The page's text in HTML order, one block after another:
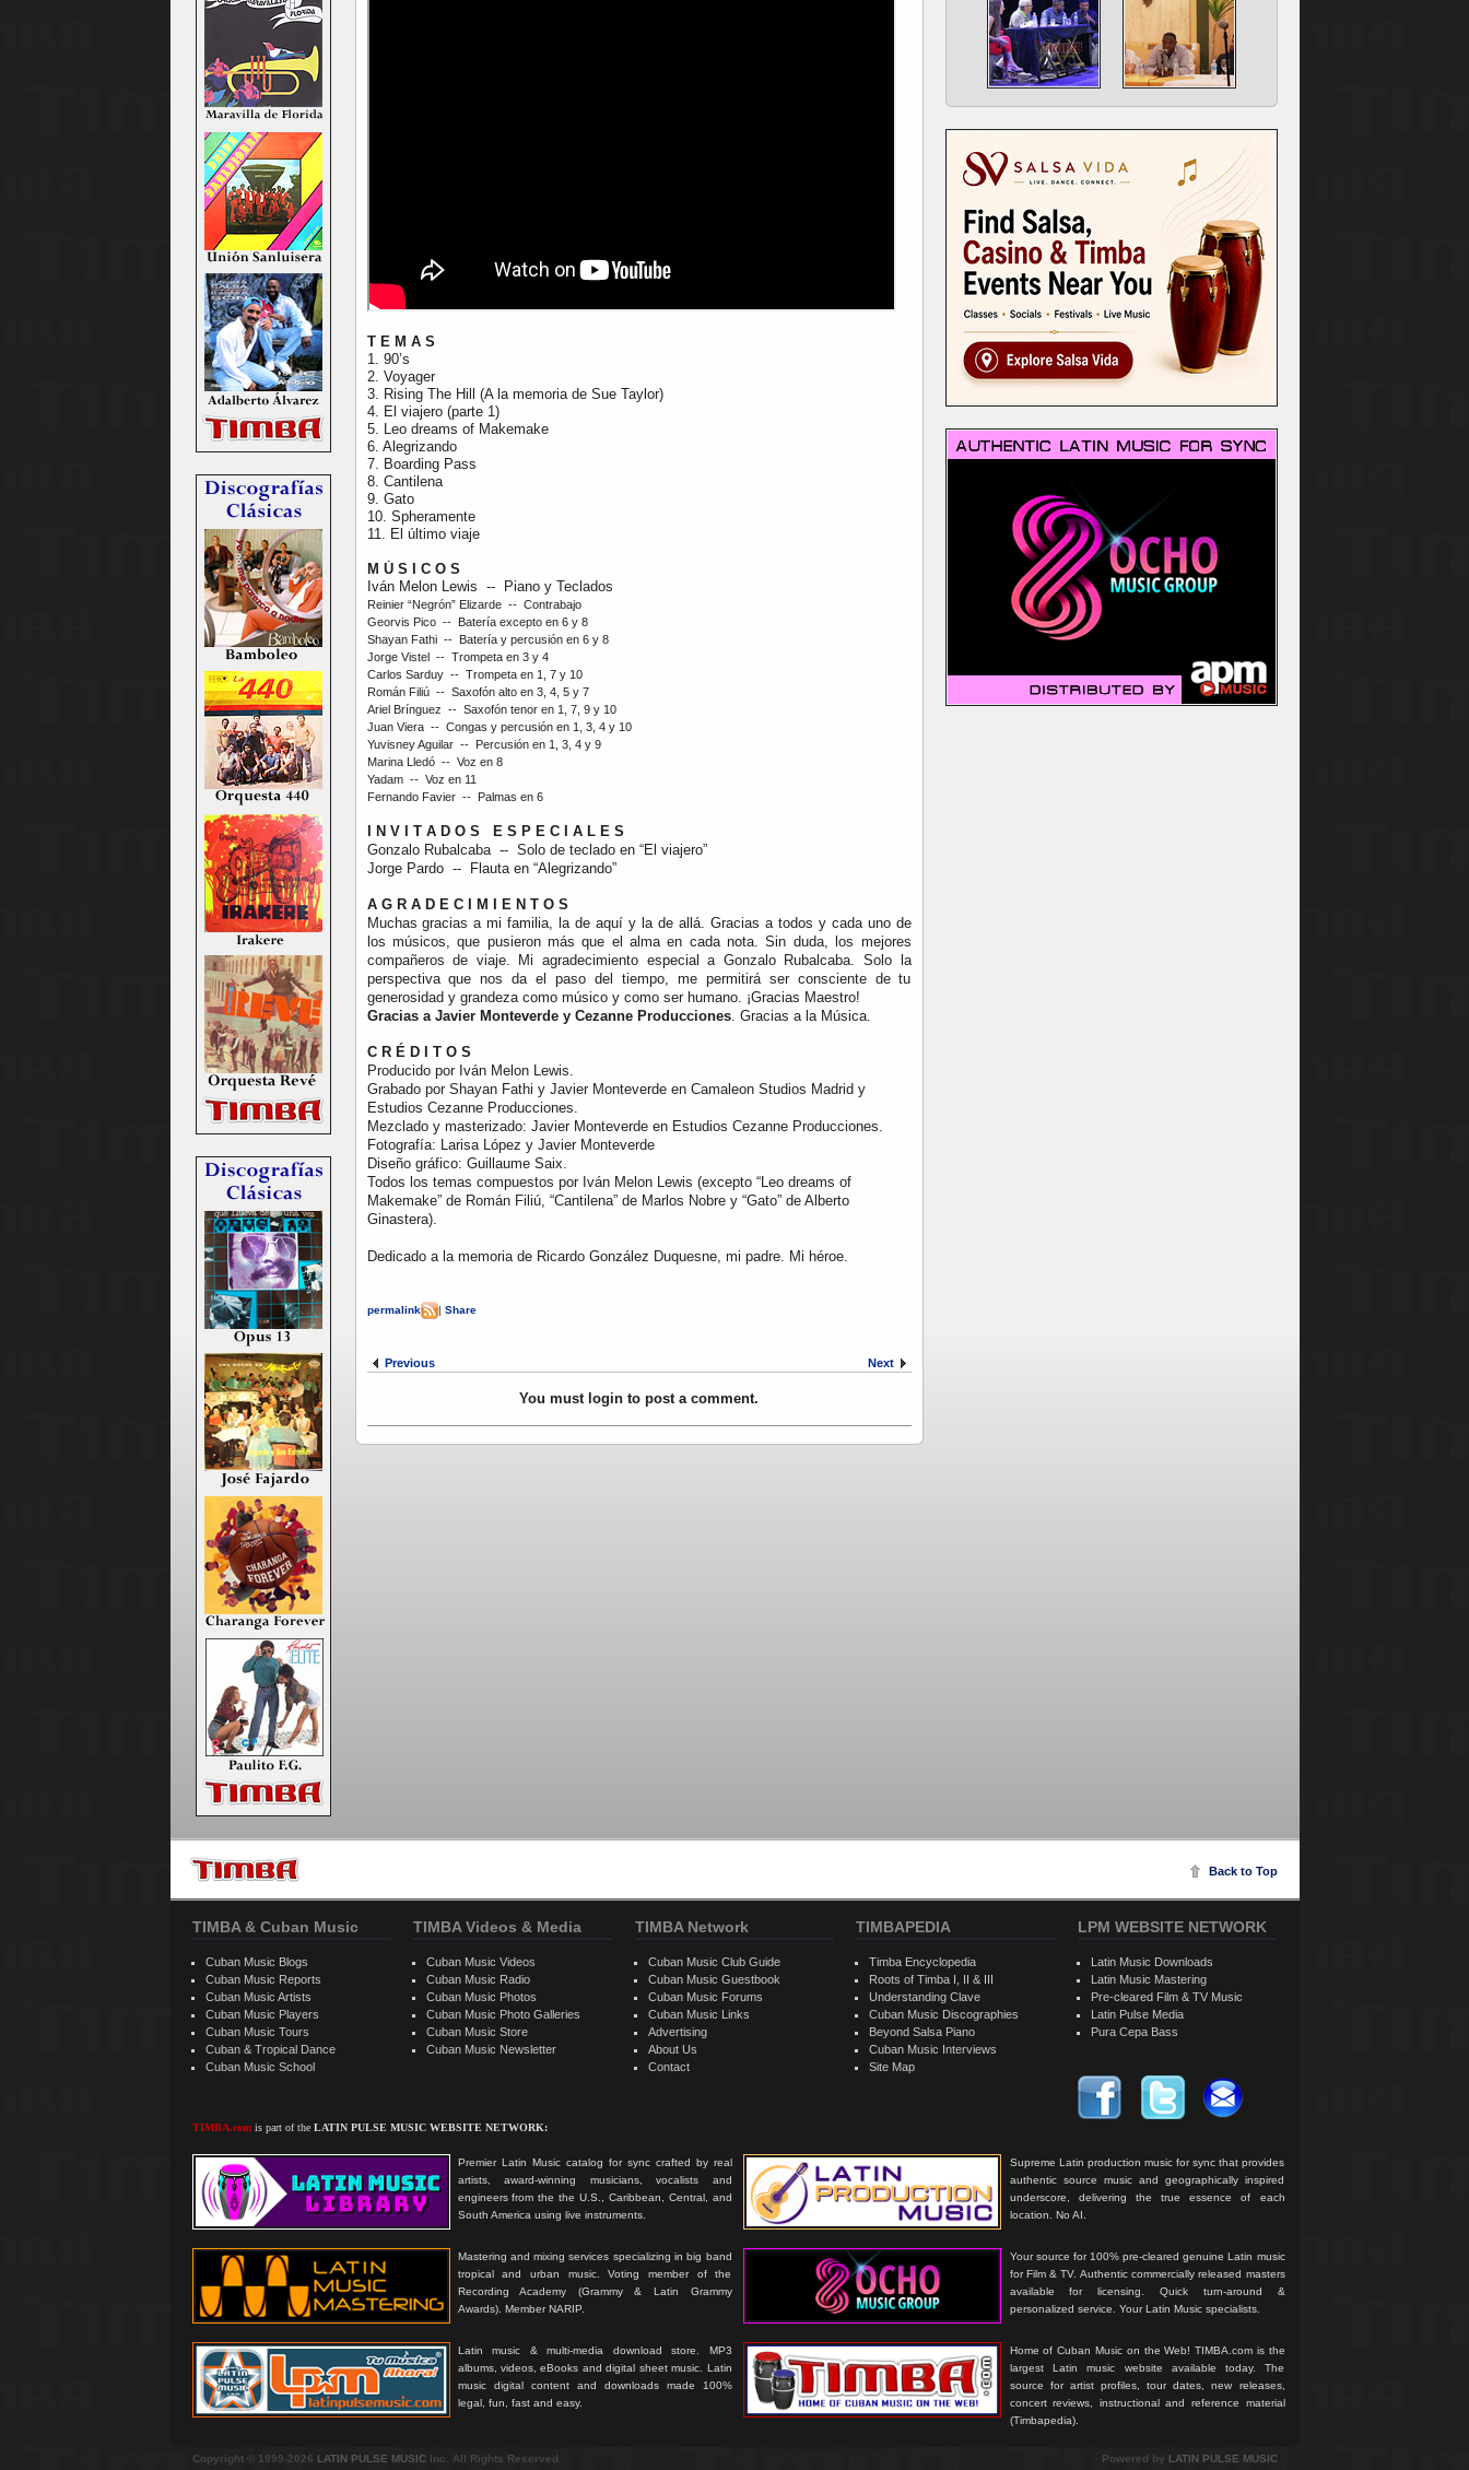
T E M A S
1. 90’s
2. Voyager
3. Rising The Hill (A la memoria de Sue Taylor)
4. El viajero (parte 1)
5. Leo dreams of Makemake
6. Alegrizando
7. Boarding Pass
8. Cantilena
9. Gato
10. Spheramente
11. El último viaje
M Ú S I C O S
Iván Melon Lewis -- Piano y Teclados
Reinier “Negrón” Elizarde -- Contrabajo
Georvis Pico -- Batería excepto en 6 y 8
Shayan Fathi -- Batería y percusión en 6 y 8
Jorge Vistel -- Trompeta en 3 y 4
Carlos Sarduy -- Trompeta en 1, 7 y 10
Román Filiú -- Saxofón alto en 3, 4, 5 y 7
Ariel Brínguez -- Saxofón tenor en 1, 7, 9 y 10
Juan Viera -- Congas y percusión en 1, 3, 4 y 10
Yuvisney Aguilar -- Percusión en 1, 3, 4 y 9
Marina Lledó -- Voz en 8
Yadam -- Voz en 11
Fernando Favier -- Palmas en 6
I N V I T A D O S E S P E C I A L E S
Gonzalo Rubalcaba -- Solo de teclado en “El viajero”
Jorge Pardo -- Flauta en “Alegrizando”
A G R A D E C I M I E N T O S
Muchas gracias a mi familia, la de aquí y la de allá. Gracias a todos y cada uno de
los músicos, que pusieron más que el alma en cada nota. Sin duda, los mejores
compañeros de viaje. Mi agradecimiento especial a Gonzalo Rubalcaba. Solo la
perspectiva que nos da el paso del tiempo, me permitirá ser consciente de tu
generosidad y grandeza como músico y como ser humano. ¡Gracias Maestro!
Gracias a Javier Monteverde y Cezanne Producciones. Gracias a la Música.
C R É D I T O S
Producido por Iván Melon Lewis.
Grabado por Shayan Fathi y Javier Monteverde en Camaleon Studios Madrid y
Estudios Cezanne Producciones.
Mezclado y masterizado: Javier Monteverde en Estudios Cezanne Producciones.
Fotografía: Larisa López y Javier Monteverde
Diseño gráfico: Guillaume Saix.
Todos los temas compuestos por Iván Melon Lewis (excepto “Leo dreams of
Makemake” de Román Filiú, “Cantilena” de Marlos Nobre y “Gato” de Alberto
Ginastera).
Dedicado a la memoria de Ricardo González Duquesne, mi padre. Mi héroe.
permalink | Share
Previous Next
You must login to post a comment.
Back to Top
TIMBA & Cuban Music
Cuban Music Blogs
Cuban Music Reports
Cuban Music Artists
Cuban Music Players
Cuban Music Tours
Cuban & Tropical Dance
Cuban Music School
TIMBA.comis part of the LATIN PULSE MUSIC WEBSITE NETWORK:
Premier Latin Music catalog for sync crafted by real
artists, award-winning musicians, vocalists and
engineers from the the U.S., Caribbean, Central, and
South America using live instruments.
Supreme Latin production music for sync that provides
authentic source music and geographically inspired
underscore, delivering the true essence of each
location. No AI.
Mastering and mixing services specializing in big band
tropical and urban music. Voting member of the
Recording Academy (Grammy & Latin Grammy
Awards). Member NARIP.
Your source for 100% pre-cleared genuine Latin music
for Film & TV. Authentic commercially released masters
available for licensing. Quick turn-around &
personalized service. Your Latin Music specialists.
Latin music & multi-media download store. MP3
albums, videos, eBooks and digital sheet music. Latin
music digital content and downloads made 100%
legal, fun, fast and easy.
Home of Cuban Music on the Web! TIMBA.com is the
largest Latin music website available today. The
source for artist profiles, tour dates, new releases,
concert reviews, instructional and reference material
(Timbapedia).
TIMBA Videos & Media
Cuban Music Videos
Cuban Music Radio
Cuban Music Photos
Cuban Music Photo Galleries
Cuban Music Store
Cuban Music Newsletter
TIMBA Network
Cuban Music Club Guide
Cuban Music Guestbook
Cuban Music Forums
Cuban Music Links
Advertising
About Us
Contact
TIMBAPEDIA
Timba Encyclopedia
Roots of Timba I, II & III
Understanding Clave
Cuban Music Discographies
Beyond Salsa Piano
Cuban Music Interviews
Site Map
LPM WEBSITE NETWORK
Latin Music Downloads
Latin Music Mastering
Pre-cleared Film & TV Music
Latin Pulse Media
Pura Cepa Bass
Copyright © 1999-2026 LATIN PULSE MUSICInc. All Rights Reserved. Powered by LATIN PULSE MUSIC